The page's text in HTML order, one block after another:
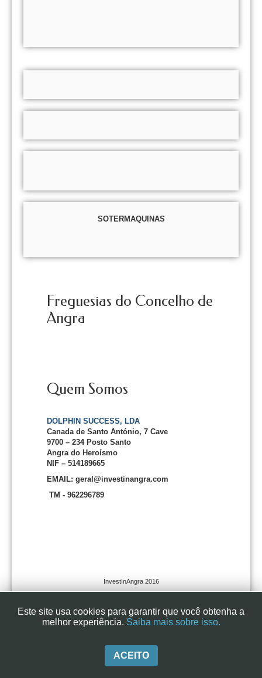
SOTERMAQUINAS
Freguesias do Concelho de
Angra
Quem Somos
DOLPHIN SUCCESS, LDA
Canada de Santo António, 7 Cave
9700 – 234 Posto Santo
Angra do Heroísmo
NIF – 514189665
EMAIL: geral@investinangra.com
TM - 962296789
InvestInAngra 2016
Este site usa cookies para garantir que você obtenha a
melhor experiência. Saiba mais sobre isso.
ACEITO